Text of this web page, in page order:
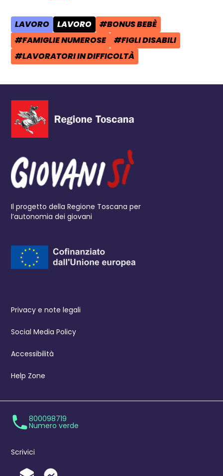
AREA TEMATICA:
LAVORO CATEGORIA POST:
LAVORO TAG:
#BONUS BEBÈ
TAG:
#FAMIGLIE NUMEROSE TAG:
#FIGLI DISABILI
TAG:
#LAVORATORI IN DIFFICOLTÀ
Il progetto della Regione Toscana per
l’autonomia dei giovani
Privacy e note legali
Social Media Policy
Accessibilità
Help Zone
800098719
Numero verde
Scrivici